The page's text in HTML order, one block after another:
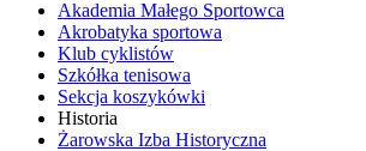
Akademia Małego Sportowca
Akrobatyka sportowa
Klub cyklistów
Szkółka tenisowa
Sekcja koszykówki
Historia
Żarowska Izba Historyczna